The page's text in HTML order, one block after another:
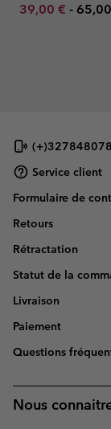
Minimum sale
39,00 € -
Service client
Formulaire de
Retours
Rétractation
Statut de la
Livraison
Paiement
Questions
Nous